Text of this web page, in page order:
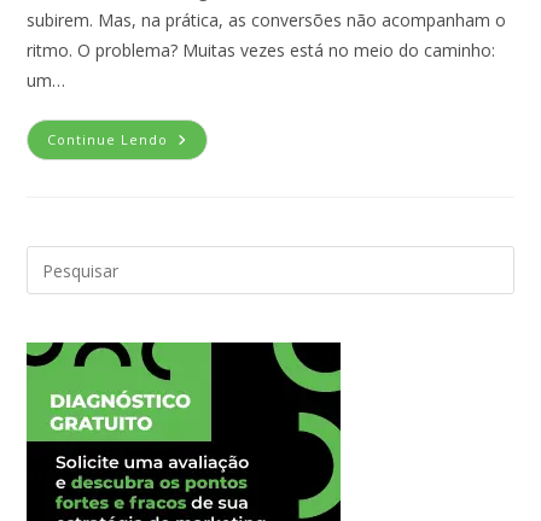
subirem. Mas, na prática, as conversões não acompanham o
ritmo. O problema? Muitas vezes está no meio do caminho:
um…
Continue Lendo